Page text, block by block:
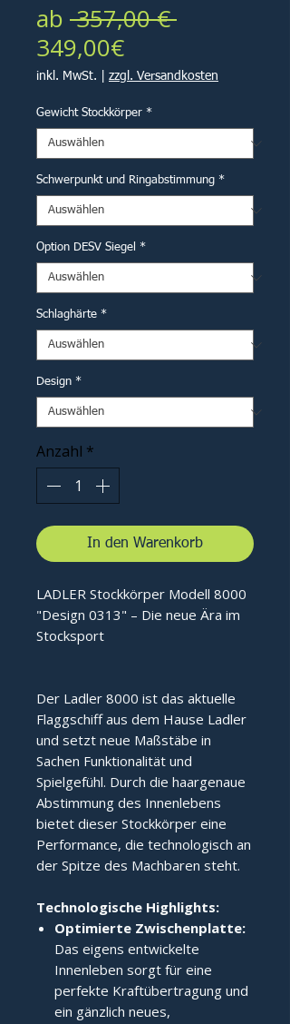
ab 357,00 €
349,00€Sale-
Preis
inkl. MwSt. zzgl. Versandkosten
Gewicht Stockkörper *
Schwerpunkt und Ringabstimmung *
Option DESV Siegel *
Schlaghärte *
Design *
Anzahl *
In den Warenkorb
LADLER Stockkörper Modell 8000
"Design 0313" – Die neue Ära im
Stocksport
Der Ladler 8000 ist das aktuelle
Flaggschiff aus dem Hause Ladler
und setzt neue Maßstäbe in
Sachen Funktionalität und
Spielgefühl. Durch die haargenaue
Abstimmung des Innenlebens
bietet dieser Stockkörper eine
Performance, die technologisch an
der Spitze des Machbaren steht.
Technologische Highlights:
Optimierte Zwischenplatte:
Das eigens entwickelte
Innenleben sorgt für eine
perfekte Kraftübertragung und
ein gänzlich neues,